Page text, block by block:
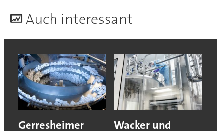
Auch interessant
Gerresheimer
Wacker und